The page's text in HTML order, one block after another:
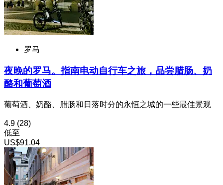
罗马
夜晚的罗马。指南电动自行车之旅，品尝腊肠、奶
酪和葡萄酒
葡萄酒、奶酪、腊肠和日落时分的永恒之城的一些最佳景观
4.9 (28)
低至
US$91.04